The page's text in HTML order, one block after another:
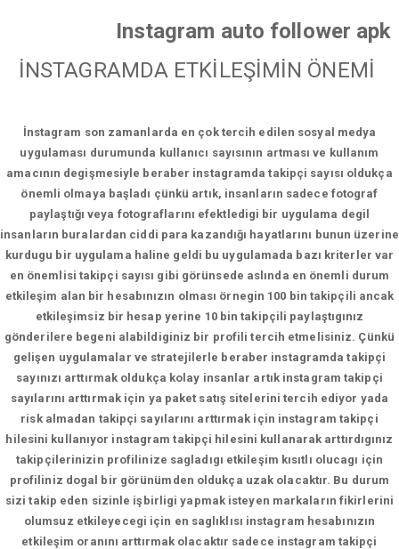
Instagram auto follower apk
İNSTAGRAMDA ETKİLEŞİMİN ÖNEMİ
İnstagram son zamanlarda en çok tercih edilen sosyal medya
uygulaması durumunda kullanıcı sayısının artması ve kullanım
amacının degişmesiyle beraber instagramda takipçi sayısı oldukça
önemli olmaya başladı çünkü artık, insanların sadece fotograf
paylaştığı veya fotograflarını efektledigi bir uygulama degil
insanların buralardan ciddi para kazandığı hayatlarını bunun üzerine
kurdugu bir uygulama haline geldi bu uygulamada bazı kriterler var
en önemlisi takipçi sayısı gibi görünsede aslında en önemli durum
etkileşim alan bir hesabınızın olması örnegin 100 bin takipçili ancak
etkileşimsiz bir hesap yerine 10 bin takipçili paylaştıgınız
gönderilere begeni alabildiginiz bir profili tercih etmelisiniz. Çünkü
gelişen uygulamalar ve stratejilerle beraber instagramda takipçi
sayınızı arttırmak oldukça kolay insanlar artık instagram takipçi
sayılarını arttırmak için ya paket satış sitelerini tercih ediyor yada
risk almadan takipçi sayılarını arttırmak için instagram takipçi
hilesini kullanıyor instagram takipçi hilesini kullanarak arttırdıgınız
takipçilerinizin profilinize sagladıgı etkileşim kısıtlı olucagı için
profiliniz dogal bir görünümden oldukça uzak olacaktır. Bu durum
sizi takip eden sizinle işbirligi yapmak isteyen markaların fikirlerini
olumsuz etkileyecegi için en saglıklısı instagram hesabınızın
etkileşim oranını arttırmak olacaktır sadece instagram takipçi